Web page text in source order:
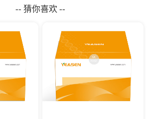
-- 猜你喜欢 --